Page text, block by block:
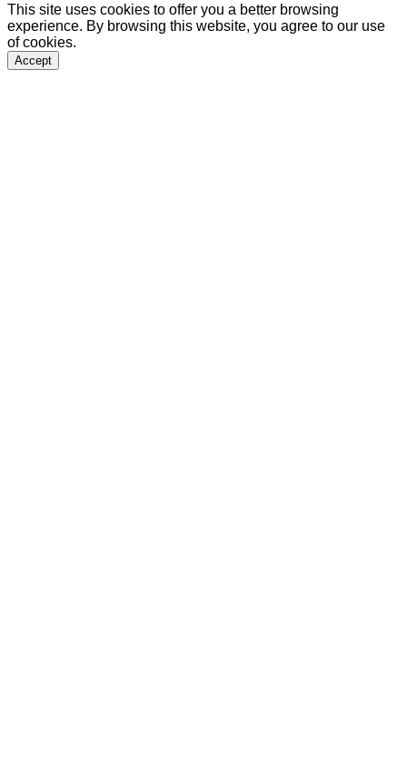
This site uses cookies to offer you a better browsing
experience. By browsing this website, you agree to our use
of cookies.
Accept